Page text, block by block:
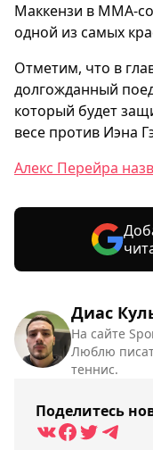
Диас
На сайте
Люблю
теннис.
Поделитесь
Маккензи в ММА-
одной из самых
Отметим, что в
долгожданный
который будет
весе против Иэна
Алекс Перейра